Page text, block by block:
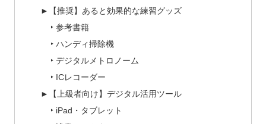
►【推奨】あると効果的な練習グッズ
‣ 参考書籍
‣ ハンディ掃除機
‣ デジタルメトロノーム
‣ ICレコーダー
►【上級者向け】デジタル活用ツール
‣ iPad・タブレット